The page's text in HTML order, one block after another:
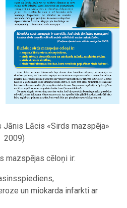
Lācis «Sirds mazspēja»
2009)
mazspējas cēloņi ir:
un miokarda infarkti ar